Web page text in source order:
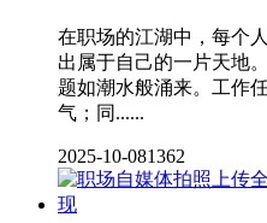
在职场的江湖中，每个
出属于自己的一片天地
题如潮水般涌来。工作
气；同......
2025-10-081362